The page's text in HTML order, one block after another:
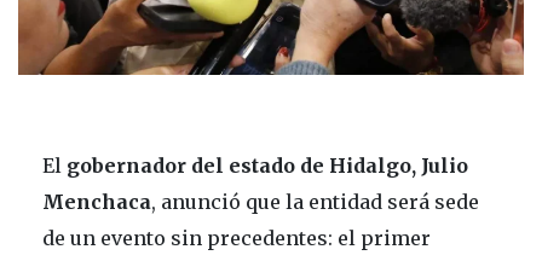
El gobernador del estado de Hidalgo, Julio
Menchaca, anunció que la entidad será sede
de un evento sin precedentes: el primer